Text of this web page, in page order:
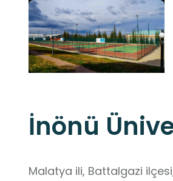
İnönü
Malatya ili, Battalgazi